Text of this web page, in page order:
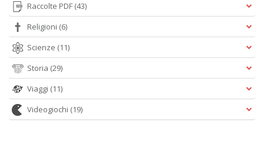
Raccolte PDF (43)
Religioni (6)
Scienze (11)
Storia (29)
Viaggi (11)
Videogiochi (19)